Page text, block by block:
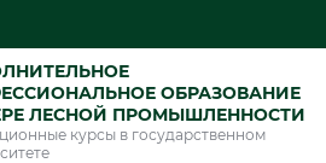
ОБРАЗОВАНИЕ
ЛЕСНОЙ ПРОМЫШЛЕННОСТИ
курсы в государственном